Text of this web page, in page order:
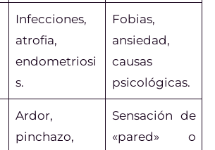
Infecciones,
atrofia,
endometriosi
s.
Fobias,
ansiedad,
causas
psicológicas.
Ardor,
pinchazo,
Sensación de
«pared» o